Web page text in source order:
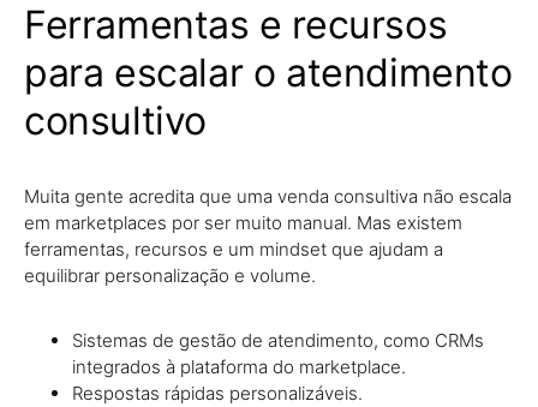
Ferramentas e recursos
para escalar o atendimento
consultivo
Muita gente acredita que uma venda consultiva não escala
em marketplaces por ser muito manual. Mas existem
ferramentas, recursos e um mindset que ajudam a
equilibrar personalização e volume.
Sistemas de gestão de atendimento, como CRMs
integrados à plataforma do marketplace.
Respostas rápidas personalizáveis.